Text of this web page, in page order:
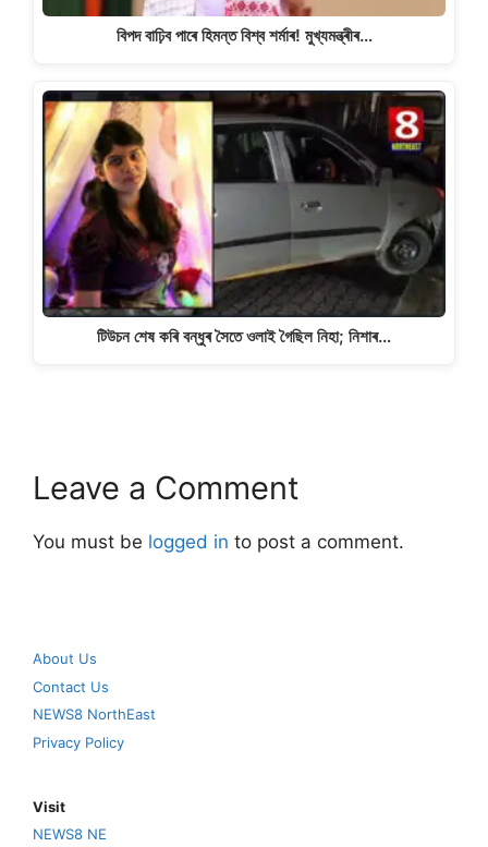
বিপদ বাঢ়িব পাৰে হিমন্ত বিশ্ব শৰ্মাৰ! মুখ্যমন্ত্ৰীৰ…
টিউচন শেষ কৰি বন্ধুৰ সৈতে ওলাই গৈছিল নিহা; নিশাৰ…
Leave a Comment
You must be logged in to post a comment.
About Us
Contact Us
NEWS8 NorthEast
Privacy Policy
Visit
NEWS8 NE